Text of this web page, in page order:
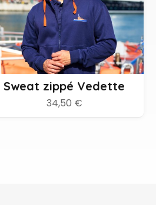
S M L XL XXL
XXXL
XS
Sweat zippé Vedette
34,50 €